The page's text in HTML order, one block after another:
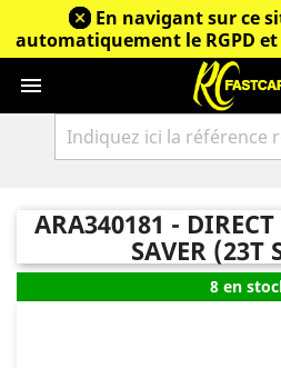
En navigant sur ce
automatiquement le RGPD

ARA340181 -
SAVER (23T
8 en